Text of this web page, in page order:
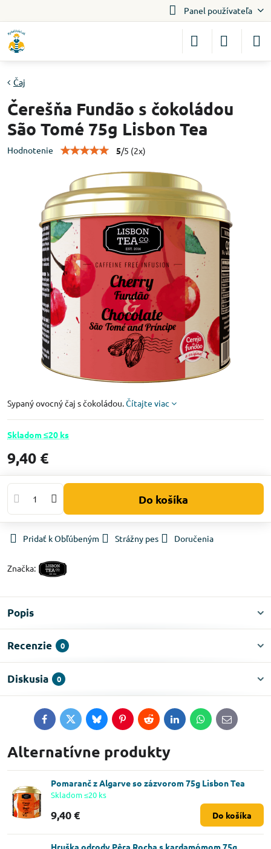
Panel používateľa
Čaj
Čerešňa Fundão s čokoládou
São Tomé 75g Lisbon Tea
Hodnotenie 5/5 (2x)
Sypaný ovocný čaj s čokoládou.Čítajte viac
Skladom ≤20 ks
9,40 €
Do košíka
Pridať k Obľúbeným Strážny pes Doručenia
Značka:
Popis
Recenzie 0
Diskusia 0
FacebookTwitterBlueskyPinterestRedditLinkedInWhatsApp
E-
mail
Alternatívne produkty
Pomaranč z Algarve so zázvorom 75g Lisbon Tea
Skladom ≤20 ks
9,40 € Do košíka
Hruška odrody Pêra Rocha s kardamómom 75g